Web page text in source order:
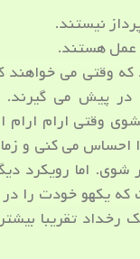
نیستند.
عمل هستند.
که وقتی می خواهند
در پیش می
وقتی ارام ارام
احساس می کنی و
شوی. اما رویکرد
که یکهو خودت را در
رخداد تقریبا